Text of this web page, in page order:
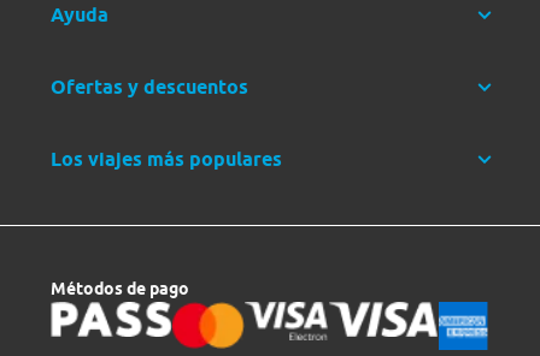
Ayuda
Ofertas y descuentos
Los viajes más populares
Métodos de pago